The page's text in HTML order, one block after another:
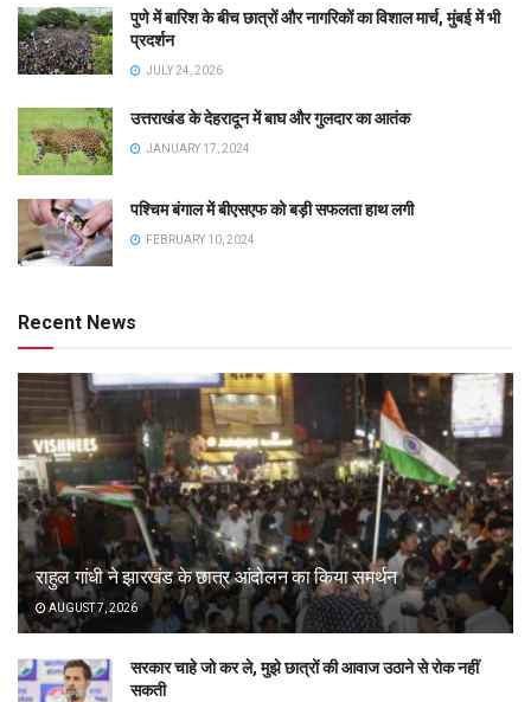
पुणे में बारिश के बीच छात्रों और नागरिकों का विशाल मार्च, मुंबई में भी
प्रदर्शन
JULY 24, 2026
उत्तराखंड के देहरादून में बाघ और गुलदार का आतंक
JANUARY 17, 2024
पश्चिम बंगाल में बीएसएफ को बड़ी सफलता हाथ लगी
FEBRUARY 10, 2024
Recent News
राहुल गांधी ने झारखंड के छात्र आंदोलन का किया समर्थन
AUGUST 7, 2026
सरकार चाहे जो कर ले, मुझे छात्रों की आवाज उठाने से रोक नहीं
सकती